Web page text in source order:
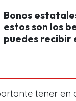
Bonos
estos son los
puedes recibir
tener en